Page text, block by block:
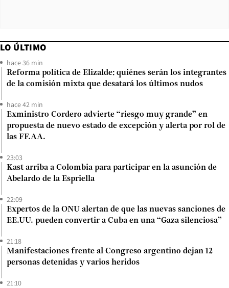
LO ÚLTIMO
hace 36 min
Reforma política de Elizalde: quiénes serán los integrantes
de la comisión mixta que desatará los últimos nudos
hace 42 min
Exministro Cordero advierte “riesgo muy grande” en
propuesta de nuevo estado de excepción y alerta por rol de
las FF.AA.
23:03
Kast arriba a Colombia para participar en la asunción de
Abelardo de la Espriella
22:09
Expertos de la ONU alertan de que las nuevas sanciones de
EE.UU. pueden convertir a Cuba en una “Gaza silenciosa”
21:18
Manifestaciones frente al Congreso argentino dejan 12
personas detenidas y varios heridos
21:10